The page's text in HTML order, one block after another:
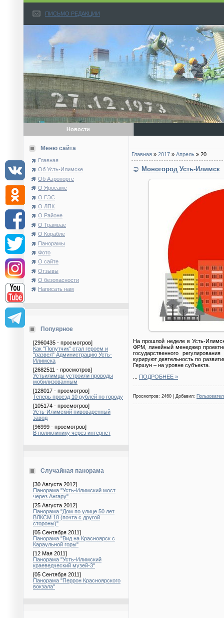
ПИСЬМО РЕДАКЦИИ
Новости
Меню сайта
Главная
Об Усть-Илимске
Об Аэропорте
О Яросаме
О ГЭС
О ЛПК
О Районе
О Трамвае
О Корабле
Панорамы
Фото
О сайте
Отзывы
О безопасности
Написать нам
Попуярное
[2960435 - просмотров]
Как "Попутчик" стал героем и
"развел" Администрацию Усть-
Илимска
[2682511 - просмотров]
Устьилимцы устроили проводы
мобилизованным
[128017 - просмотров]
Теперь проезд 10 рублей по городу
[105174 - просмотров]
Усть-Илимский пивоваренный
завод
[96999 - просмотров]
В поликлинику через интернет
Случайная панорама
[30 Августа 2012]
Панорама "Усть-Илимский мост
через Ангару"
[25 Августа 2012]
Панорама "Дом по улице 50 лет
ВЛКСМ 18 (почта с другой
стороны)"
[05 Сентября 2011]
Панорама "Вид на Красноярск с
Караульной горы"
[12 Мая 2011]
Панорама "Усть-Илимский
краеведческий музей-3"
[05 Сентября 2011]
Панорама "Перрон Красноярского
вокзала"
Главная » 2017 » Апрель » 20
Моногород Усть-Илимск
На прошлой неделе в Усть-
ФРМ, линейный менеджер
государственного
курируют деятельность по
Гершун – на уровне субъекта.
ПОДРОБНЕЕ »
Просмотров: 2460 | Добавил: